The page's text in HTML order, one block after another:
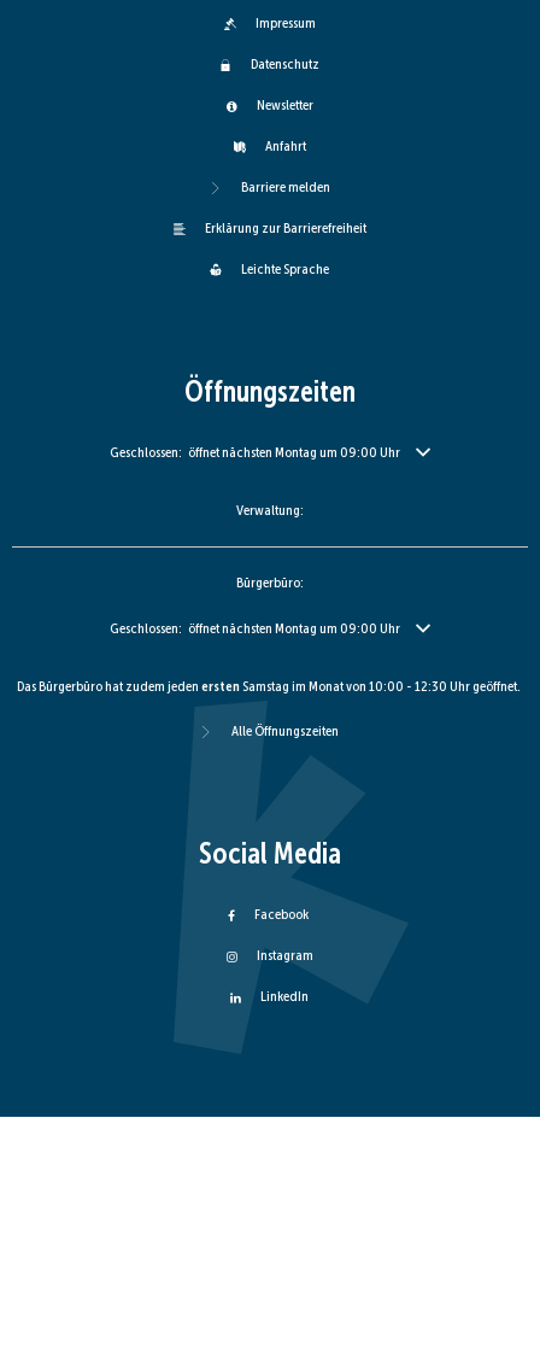
Impressum
Datenschutz
Newsletter
Anfahrt
Barriere melden
Erklärung zur Barrierefreiheit
Leichte Sprache
Öffnungszeiten
Klicken, um weitere Öffnungs- oder Schließzeiten auszublenden
Geschlossen: öffnet nächsten Montag um 09:00 Uhr
Verwaltung:
Bürgerbüro:
Klicken, um weitere Öffnungs- oder Schließzeiten auszublenden
Geschlossen: öffnet nächsten Montag um 09:00 Uhr
Das Bürgerbüro hat zudem jeden ersten Samstag im Monat von 10:00 - 12:30 Uhr geöffnet.
Alle Öffnungszeiten
Social Media
Facebook
Instagram
LinkedIn